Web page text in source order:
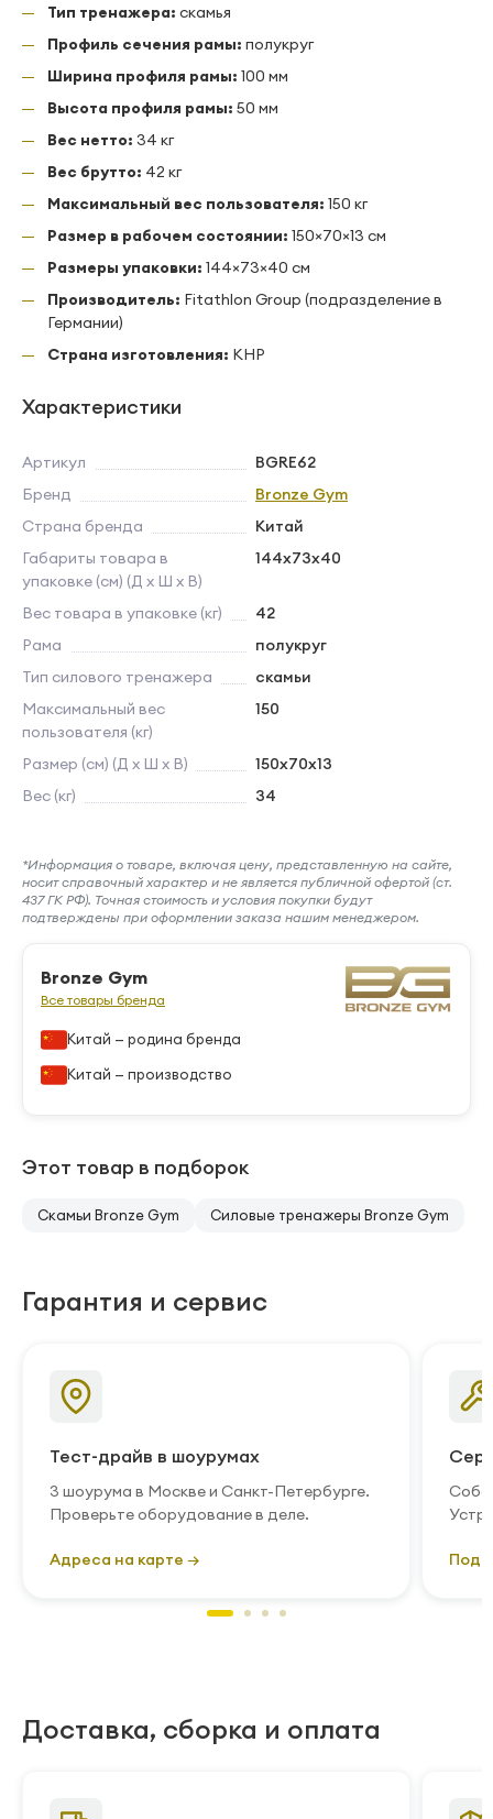
Тип тренажера: скамья
Профиль сечения рамы: полукруг
Ширина профиля рамы: 100 мм
Высота профиля рамы: 50 мм
Вес нетто: 34 кг
Вес брутто: 42 кг
Максимальный вес пользователя: 150 кг
Размер в рабочем состоянии: 150×70×13 см
Размеры упаковки: 144×73×40 см
Производитель: Fitathlon Group (подразделение в
Германии)
Страна изготовления: КНР
Характеристики
Артикул
BGRE62
Бренд
Bronze Gym
Страна бренда
Китай
Габариты товара в
упаковке (см) (Д х Ш х В)
144х73х40
Вес товара в упаковке (кг)
42
Рама
полукруг
Тип силового тренажера
скамьи
Максимальный вес
пользователя (кг)
150
Размер (см) (Д х Ш х В)
150х70x13
Вес (кг)
34
*Информация о товаре, включая цену, представленную на сайте,
носит справочный характер и не является публичной офертой (ст.
437 ГК РФ). Точная стоимость и условия покупки будут
подтверждены при оформлении заказа нашим менеджером.
Bronze Gym
Все товары бренда
Китай — родина бренда
Китай — производство
Этот товар в подборок
Скамьи Bronze Gym Силовые тренажеры Bronze Gym
Гарантия и сервис
Тест-драйв в шоурумах
3 шоурума в Москве и Санкт-Петербурге.
Проверьте оборудование в деле.
Адреса на карте →
Доставка, сборка и оплата